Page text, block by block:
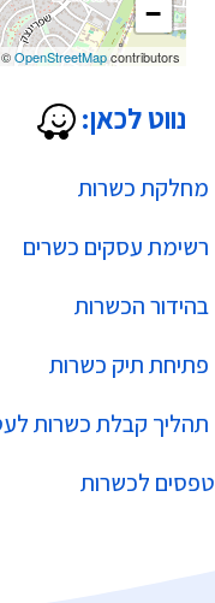
מחלקת כשרות
רשימת עסקים כשרים
בהידור הכשרות
פתיחת תיק כשרות
תהליך קבלת כשרות
טפסים לכשרות
−
©OpenStreetMapcontributors
נווט לכאן: